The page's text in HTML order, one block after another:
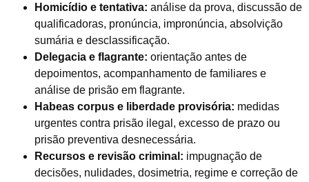
Homicídio e tentativa: análise da prova, discussão de
qualificadoras, pronúncia, impronúncia, absolvição
sumária e desclassificação.
Delegacia e flagrante: orientação antes de
depoimentos, acompanhamento de familiares e
análise de prisão em flagrante.
Habeas corpus e liberdade provisória: medidas
urgentes contra prisão ilegal, excesso de prazo ou
prisão preventiva desnecessária.
Recursos e revisão criminal: impugnação de
decisões, nulidades, dosimetria, regime e correção de